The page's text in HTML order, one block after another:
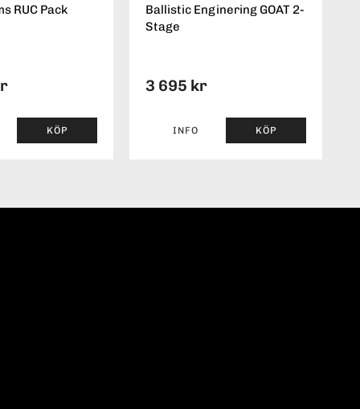
RUC Pack
KÖP
Ballistic Enginering GOAT 2-
Stage
3 695 kr
INFO KÖP